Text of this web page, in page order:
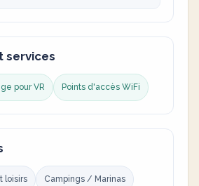
services
pour VR Points d'accès WiFi
loisirs Campings / Marinas